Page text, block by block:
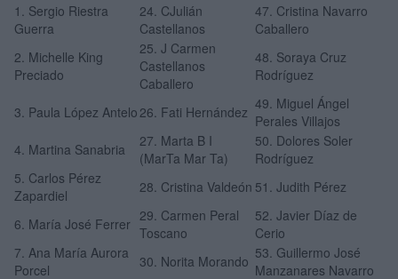
1. Sergio Riestra
Guerra
24. CJulián
Castellanos
47. Cristina Navarro
Caballero
2. Michelle King
Preciado
25. J Carmen
Castellanos
Caballero
48. Soraya Cruz
Rodríguez
3. Paula López Antelo 26. Fati Hernández 49. Miguel Ángel
Perales Villajos
4. Martina Sanabria
27. Marta B I
(MarTa Mar Ta)
50. Dolores Soler
Rodríguez
5. Carlos Pérez
Zapardiel
28. Cristina Valdeón 51. Judith Pérez
6. María José Ferrer 29. Carmen Peral
Toscano
52. Javier Díaz de
Cerio
7. Ana María Aurora
Porcel
30. Norita Morando 53. Guillermo José
Manzanares Navarro